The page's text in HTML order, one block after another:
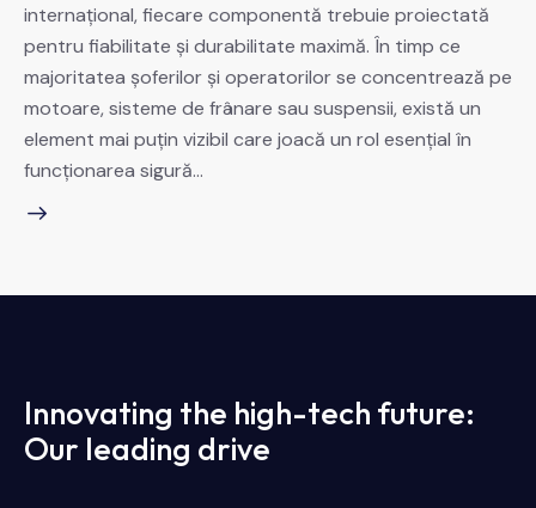
internațional, fiecare componentă trebuie proiectată
pentru fiabilitate și durabilitate maximă. În timp ce
majoritatea șoferilor și operatorilor se concentrează pe
motoare, sisteme de frânare sau suspensii, există un
element mai puțin vizibil care joacă un rol esențial în
funcționarea sigură…
Innovating the high-tech future:
Our leading drive